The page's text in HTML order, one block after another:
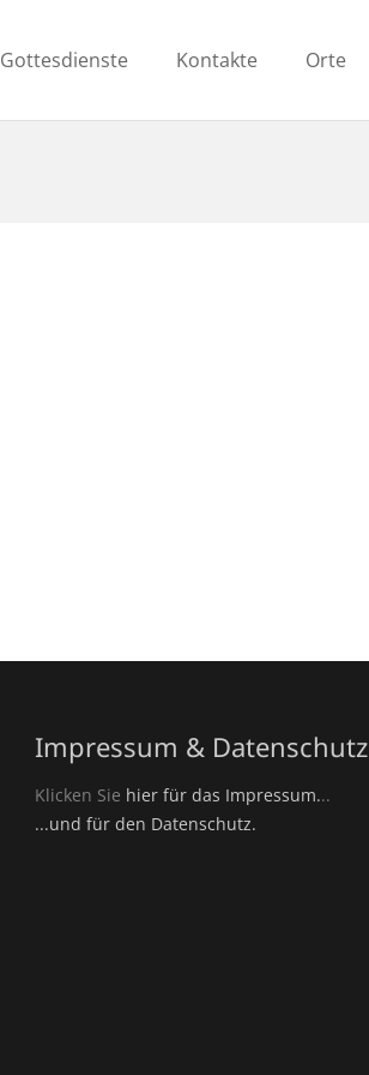
Gottesdienste Kontakte Orte
Impressum & Datenschutz
Klicken Sie hier für das Impressum...
...und für den Datenschutz.